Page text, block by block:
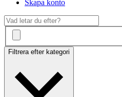
Skapa konto
Filtrera efter kategori